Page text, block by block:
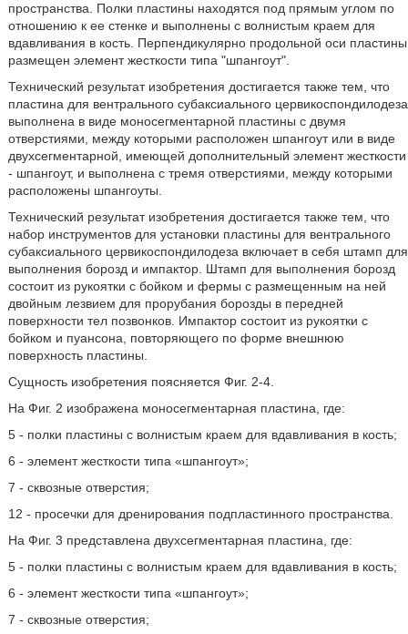
пространства. Полки пластины находятся под прямым углом по
отношению к ее стенке и выполнены с волнистым краем для
вдавливания в кость. Перпендикулярно продольной оси пластины
размещен элемент жесткости типа "шпангоут".
Технический результат изобретения достигается также тем, что
пластина для вентрального субаксиального цервикоспондилодеза
выполнена в виде моносегментарной пластины с двумя
отверстиями, между которыми расположен шпангоут или в виде
двухсегментарной, имеющей дополнительный элемент жесткости
- шпангоут, и выполнена с тремя отверстиями, между которыми
расположены шпангоуты.
Технический результат изобретения достигается также тем, что
набор инструментов для установки пластины для вентрального
субаксиального цервикоспондилодеза включает в себя штамп для
выполнения борозд и импактор. Штамп для выполнения борозд
состоит из рукоятки с бойком и фермы с размещенным на ней
двойным лезвием для прорубания борозды в передней
поверхности тел позвонков. Импактор состоит из рукоятки с
бойком и пуансона, повторяющего по форме внешнюю
поверхность пластины.
Сущность изобретения поясняется Фиг. 2-4.
На Фиг. 2 изображена моносегментарная пластина, где:
5 - полки пластины с волнистым краем для вдавливания в кость;
6 - элемент жесткости типа «шпангоут»;
7 - сквозные отверстия;
12 - просечки для дренирования подпластинного пространства.
На Фиг. 3 представлена двухсегментарная пластина, где:
5 - полки пластины с волнистым краем для вдавливания в кость;
6 - элемент жесткости типа «шпангоут»;
7 - сквозные отверстия;